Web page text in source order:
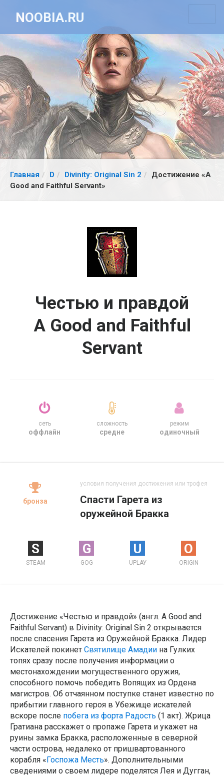
NOOBIA.RU
Главная D Divinity: Original Sin 2
Достижение «A
Good and Faithful Servant»
Честью и правдой
A Good and Faithful
Servant
сеть
оффлайн
сложность
средне
режим
одиночный
бронза
условия получения достижения или трофея
Спасти Гарета из
оружейной Бракка
S
STEAM
G
GOG
U
UPLAY
O
ORIGIN
Достижение «Честью и правдой» (англ. A Good and
Faithful Servant) в Divinity: Original Sin 2 открывается
после спасения Гарета из Оружейной Бракка. Лидер
Искателей покинет Святилище Амадии на Гулких
топях сразу после получения информации о
местонахождении могущественного оружия,
способного помочь победить Вопящих из Ордена
магистров. Об отчаянном поступке станет известно по
прибытии главного героя в Убежище искателей
вскоре после побега из форта Радость (1 акт). Жрица
Гратиана расскажет о пропаже Гарета и укажет на
руины замка Бракка, расположенные в северной
части острова, недалеко от пришвартованного
корабля «Госпожа Месть». Дополнительными
сведениями о своем лидере поделятся Лея и Дугган,